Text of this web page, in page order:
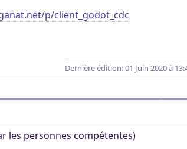
p/client_godot_cdc
Dernière édition: 01 Juin 2020 à
les personnes compétentes)